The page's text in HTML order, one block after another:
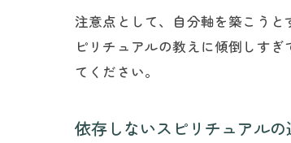
注意点として、自分軸を築こう
ピリチュアルの教えに傾倒しす
てください。
依存しないスピリチュアル